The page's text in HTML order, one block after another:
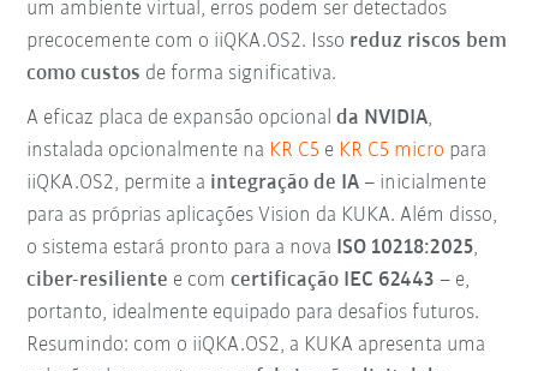
um ambiente virtual, erros podem ser detectados
precocemente com o iiQKA.OS2. Isso reduz riscos bem
como custos de forma significativa.
A eficaz placa de expansão opcionalda NVIDIA,
instalada opcionalmente na KR C5 e KR C5 micro para
iiQKA.OS2, permite a integração de IA – inicialmente
para as próprias aplicações Vision da KUKA. Além disso,
o sistema estará pronto para a nova ISO 10218:2025,
ciber-resiliente e comcertificação IEC 62443 – e,
portanto, idealmente equipado para desafios futuros.
Resumindo: com o iiQKA.OS2, a KUKA apresenta uma